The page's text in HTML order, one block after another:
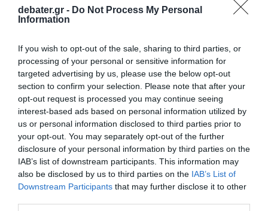
debater.gr - Do Not Process My Personal
Information
If you wish to opt-out of the sale, sharing to third parties, or
processing of your personal or sensitive information for
targeted advertising by us, please use the below opt-out
section to confirm your selection. Please note that after your
opt-out request is processed you may continue seeing
interest-based ads based on personal information utilized by
us or personal information disclosed to third parties prior to
your opt-out. You may separately opt-out of the further
disclosure of your personal information by third parties on the
IAB’s list of downstream participants. This information may
also be disclosed by us to third parties on the IAB’s List of
Downstream Participants that may further disclose it to other